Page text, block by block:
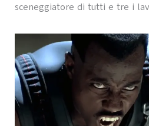
sceneggiatore di tutti e tre i